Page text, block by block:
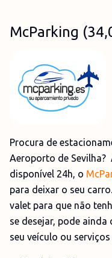
McParking (
Procura de
Aeroporto de
disponível 24h, o
para deixar o seu
valet para que não
se desejar, pode
seu veículo ou